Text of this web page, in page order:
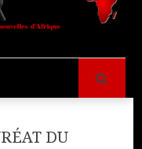
Diasporas
DU